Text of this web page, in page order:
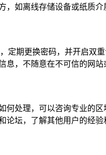
如离线存储设备或纸质
定期更换密码，并开启双
，不随意在不可信的网
何处理，可以咨询专业的
坛，了解其他用户的经验